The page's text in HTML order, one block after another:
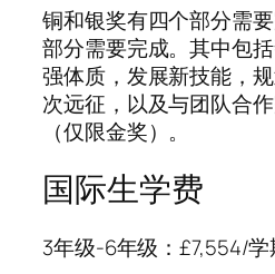
铜和银奖有四个部分需
部分需要完成。其中包
强体质，发展新技能，
次远征，以及与团队合
（仅限金奖）。
国际生学费
3年级-6年级：£7,554/学